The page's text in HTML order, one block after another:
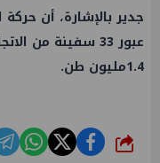
جدير بالإشارة، أن حركة
عبور 33 سفينة
1.4مليون طن.
شارك